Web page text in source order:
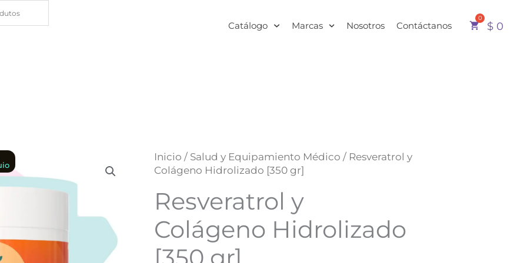
Catálogo Marcas Nosotros Contáctanos $ 0
Inicio / Salud y Equipamiento Médico / Resveratrol y
Colágeno Hidrolizado [350 gr]
Resveratrol y
Colágeno Hidrolizado
[350 gr]
Rango
hasta
$ 239.700